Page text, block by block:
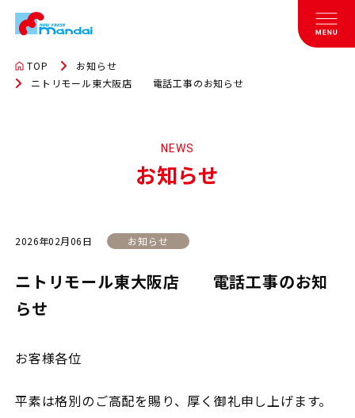
TOP
お知らせ
ニトリモール東大阪店 電話工事のお知らせ
NEWS
お知らせ
2026年02月06日 お知らせ
ニトリモール東大阪店 電話工事のお知
らせ
お客様各位
平素は格別のご高配を賜り、厚く御礼申し上げます。